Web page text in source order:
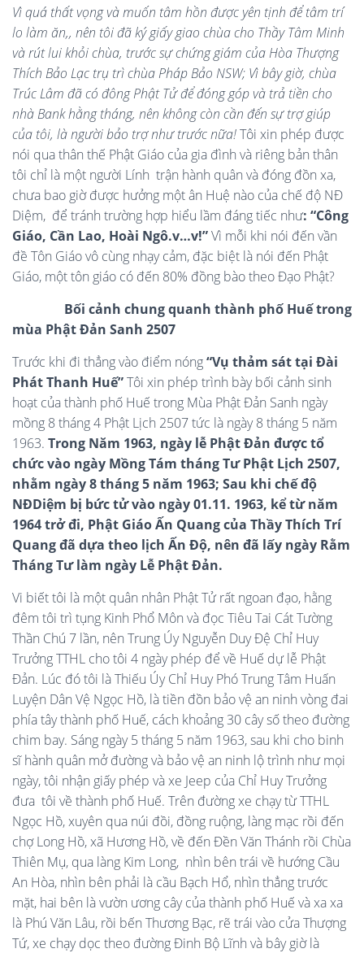
Vì quá thất vọng và muốn tâm hồn được yên tịnh để tâm trí
lo làm ăn,, nên tôi đã ký giấy giao chùa cho Thầy Tâm Minh
và rút lui khỏi chùa, trước sự chứng giám của Hòa Thượng
Thích Bảo Lạc trụ trì chùa Pháp Bảo NSW; Vì bây giờ, chùa
Trúc Lâm đã có đông Phật Tử để đóng góp và trả tiền cho
nhà Bank hằng tháng, nên không còn cần đến sự trợ giúp
của tôi, là người bảo trợ như trước nữa!Tôi xin phép được
nói qua thân thế Phật Giáo của gia đình và riêng bản thân
tôi chỉ là một người Lính trận hành quân và đóng đồn xa,
chưa bao giờ được hưởng một ân Huệ nào của chế độ NĐ
Diệm, để tránh trường hợp hiểu lầm đáng tiếc như: “Công
Giáo, Cần Lao, Hoài Ngô.v…v!”Vì mỗi khi nói đến vần
đề Tôn Giáo vô cùng nhạy cảm, đặc biệt là nói đến Phật
Giáo, một tôn giáo có đến 80% đồng bào theo Đạo Phật?
Bối cảnh chung quanh thành phố Huế trong
mùa Phật Đản Sanh 2507
Trước khi đi thẳng vào điểm nóng“Vụ thảm sát tại Đài
Phát Thanh Huế”Tôi xin phép trình bày bối cảnh sinh
hoạt của thành phố Huế trong Mùa Phật Đản Sanh ngày
mồng 8 tháng 4 Phật Lịch 2507 tức là ngày 8 tháng 5 năm
1963. Trong Năm 1963, ngày lễ Phật Đản được tổ
chức vào ngày Mồng Tám tháng Tư Phật Lịch 2507,
nhằm ngày 8 tháng 5 năm 1963; Sau khi chế độ
NĐDiệm bị bức tử vào ngày 01.11. 1963, kể từ năm
1964 trở đi, Phật Giáo Ấn Quang của Thầy Thích Trí
Quang đã dựa theo lịch Ấn Độ, nên đã lấy ngày Rằm
Tháng Tư làm ngày Lễ Phật Đản.
Vi biết tôi là một quân nhân Phật Tử rất ngoan đạo, hằng
đêm tôi trì tụng Kinh Phổ Môn và đọc Tiêu Tai Cát Tường
Thần Chú 7 lần, nên Trung Úy Nguyễn Duy Đệ Chỉ Huy
Trưởng TTHL cho tôi 4 ngày phép để về Huế dự lễ Phật
Đản. Lúc đó tôi là Thiếu Úy Chỉ Huy Phó Trung Tâm Huấn
Luyện Dân Vệ Ngọc Hồ, là tiền đồn bảo vệ an ninh vòng đai
phía tây thành phố Huế, cách khoảng 30 cây số theo đường
chim bay. Sáng ngày 5 tháng 5 năm 1963, sau khi cho binh
sĩ hành quân mở đường và bảo vệ an ninh lộ trình như mọi
ngày, tôi nhận giấy phép và xe Jeep của Chỉ Huy Trưởng
đưa tôi về thành phố Huế. Trên đường xe chạy từ TTHL
Ngọc Hồ, xuyên qua núi đồi, đồng ruộng, làng mạc rồi đến
chợ Long Hồ, xã Hương Hồ, về đến Đền Văn Thánh rồi Chùa
Thiên Mụ, qua làng Kim Long, nhìn bên trái về hướng Cầu
An Hòa, nhìn bên phải là cầu Bạch Hổ, nhìn thẳng trước
mặt, hai bên là vườn ương cây của thành phố Huế và xa xa
là Phú Văn Lâu, rồi bến Thương Bạc, rẽ trái vào cửa Thượng
Tứ, xe chạy dọc theo đường Đinh Bộ Lĩnh và bây giờ là